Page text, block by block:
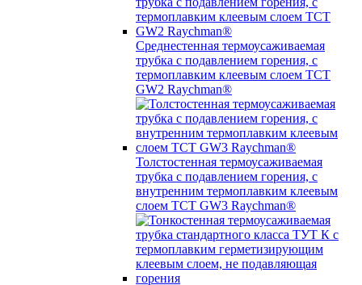
Среднестенная термоусаживаемая
трубка c подавлением горения, с
термоплавким клеевым слоем TCT
GW2 Raychman®
Толстостенная термоусаживаемая
трубка c подавлением горения, с
внутренним термоплавким клеевым
слоем TCT GW3 Raychman®